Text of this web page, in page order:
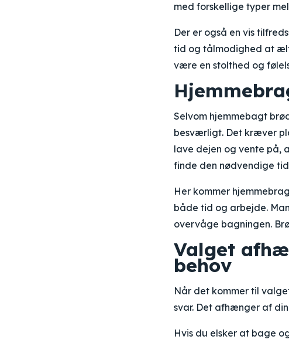
med forskellige typer
Der er også en vis
tid og tålmodighed at
være en stolthed og
Selvom hjemmebagt
besværligt. Det kræver
lave dejen og vente på,
finde den nødvendige
Her kommer
både tid og arbejde.
overvåge bagningen.
Valget
behov
Når det kommer til
svar. Det afhænger af
Hvis du elsker at bage